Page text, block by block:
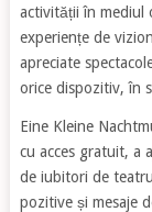
activității în mediul
experiențe de
apreciate
orice dispozitiv, în
Eine Kleine
cu acces gratuit, a
de iubitori de
pozitive și mesaje